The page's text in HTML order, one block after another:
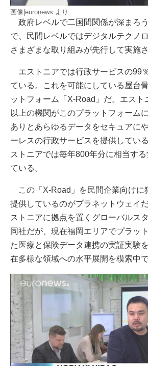
画像|euronews.より
政府レベルで二国間関係が深まろ
で、民間レベルではデジタルテクノ
さまざまな取り組みが先行して実施
エストニアでは行政サービスの99
ている。これを可能にしている屋台
ットフォーム「X-Road」だ。エスト
以上の機関がこのプラットフォーム
ありとあらゆるデータをセキュアに
ーレスの行政サービスを提供してい
ストニアでは毎年800年分に相当す
ている。
この「X-Road」を民間企業向けに
提供しているのがプラネットウェイ
ストニアに拠点を置くグローバルス
同社だが、現在福岡エリアでプラッ
た医療と保険データ連携の実証実験
在多様な領域への水平展開を模索中で